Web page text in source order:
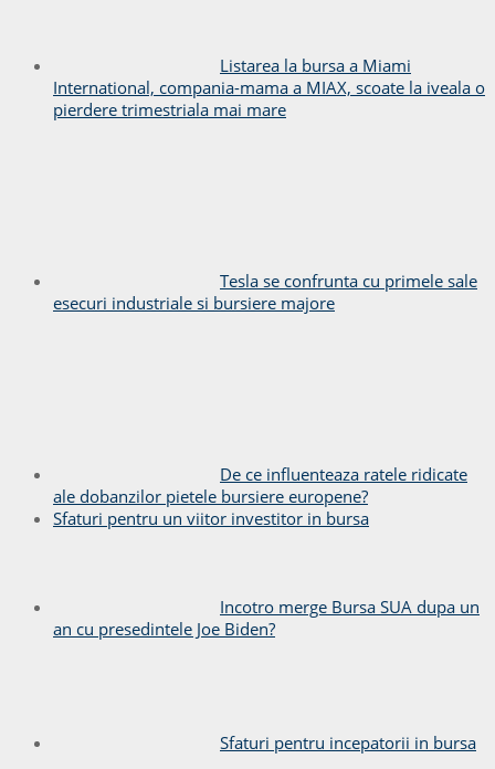
Listarea la bursa a Miami
International, compania-mama a MIAX, scoate la iveala o
pierdere trimestriala mai mare
Tesla se confrunta cu primele sale
esecuri industriale si bursiere majore
De ce influenteaza ratele ridicate
ale dobanzilor pietele bursiere europene?
Sfaturi pentru un viitor investitor in bursa
Incotro merge Bursa SUA dupa un
an cu presedintele Joe Biden?
Sfaturi pentru incepatorii in bursa